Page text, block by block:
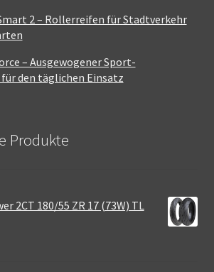
2 – Rollerreifen für Stadtverkehr
– Ausgewogener Sport-
den täglichen Einsatz
Produkte
2CT 180/55 ZR 17 (73W) TL